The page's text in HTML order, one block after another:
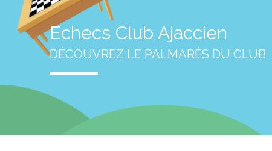
Echecs Club Ajaccien
DÉCOUVREZ LE PALMARÈS DU CLUB